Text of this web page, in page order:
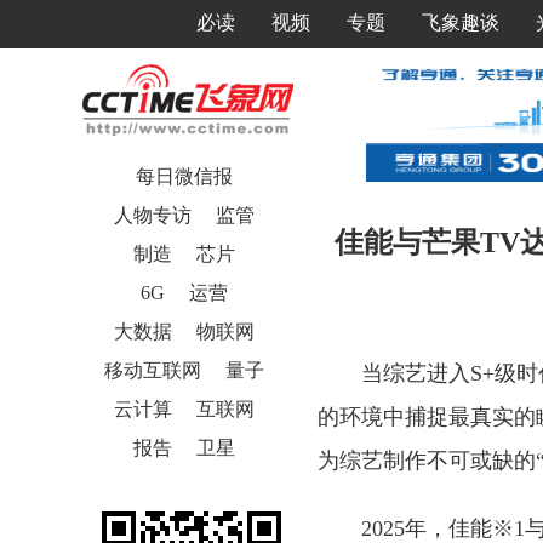
必读 视频 专题 飞象趣谈
每日微信报
人物专访
监管
制造
芯片
6G
运营
大数据
物联网
移动互联网
量子
云计算
互联网
报告
卫星
佳能与芒果TV
当综艺进入S+级
的环境中捕捉最真实
为综艺制作不可或缺的
2025年，佳能※1